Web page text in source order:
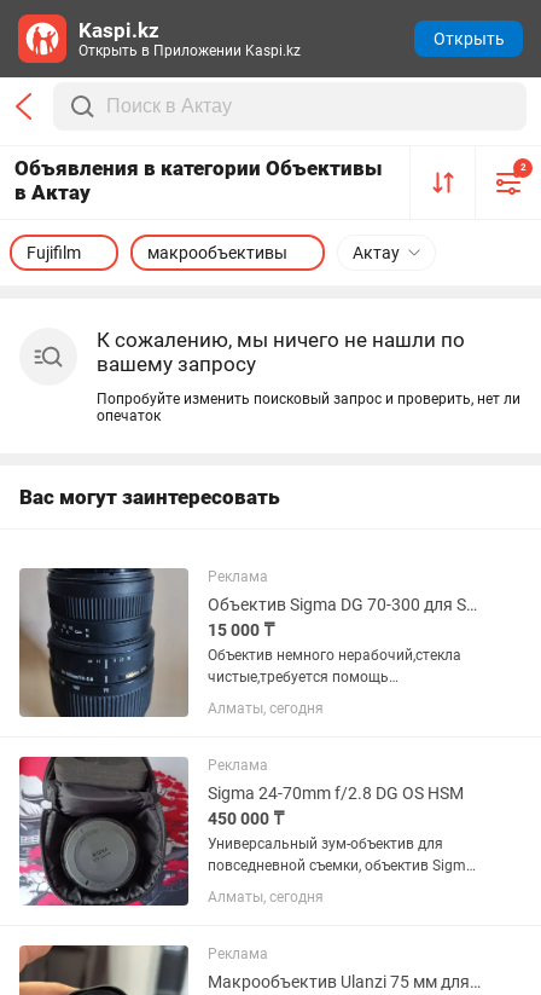
Объявления в категории Объективы
в Актау
2
Актау
Fujifilm макрообъективы
К сожалению, мы ничего не нашли по
вашему запросу
Попробуйте изменить поисковый запрос и проверить, нет ли
опечаток
Вас могут заинтересовать
Реклама
Объектив Sigma DG 70-300 для Sony
15 000 ₸
Объектив немного нерабочий,стекла
чистые,требуется помощь
мастера,снимать в принципе можно в
ручной фокусировке
Алматы, сегодня
Реклама
Sigma 24-70mm f/2.8 DG OS HSM
450 000 ₸
Универсальный зум-объектив для
повседневной съемки, объектив Sigma
24-70mm f/2.8 DG OS HSM с креплением
Canon EF охватывает полезный
широкоугольного до портретного,...
Алматы, сегодня
Реклама
Макрообъектив Ulanzi 75 мм для смартфона
Kaspi.kz
Открыть в Приложении Kaspi.kz
Открыть